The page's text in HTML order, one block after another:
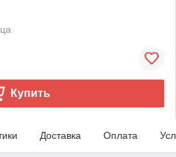
Купить
Доставка Оплата